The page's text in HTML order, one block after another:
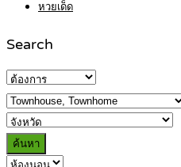
หวยเด็ด
Search
ค้นหา